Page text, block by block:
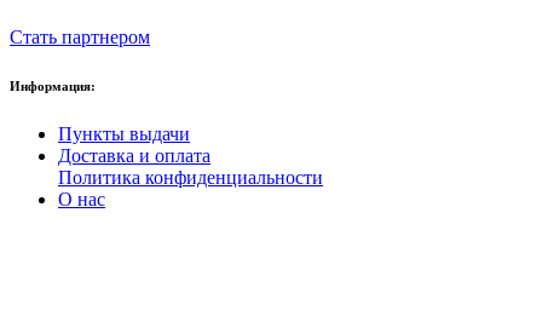
Стать партнером
Информация:
Пункты выдачи
Доставка и оплата
Политика конфиденциальности
О нас